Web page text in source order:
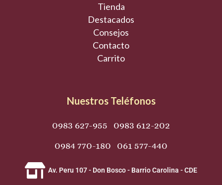
Tienda
Destacados
Consejos
Contacto
Carrito
Nuestros Teléfonos
0983 627-955 0983 612-202
0984 770-180 061 577-440
Av. Peru 107 - Don Bosco - Barrio Carolina - CDE